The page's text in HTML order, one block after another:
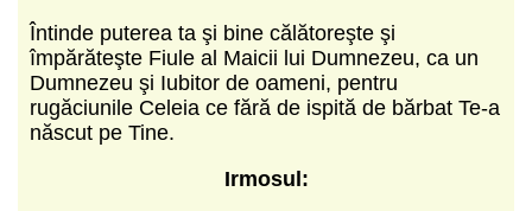
Întinde puterea ta şi bine călătoreşte şi
împărăteşte Fiule al Maicii lui Dumnezeu, ca un
Dumnezeu şi Iubitor de oameni, pentru
rugăciunile Celeia ce fără de ispită de bărbat Te-a
născut pe Tine.
Irmosul: